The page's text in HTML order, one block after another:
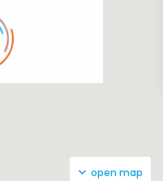
open map